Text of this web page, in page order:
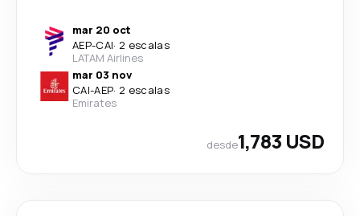
mar 20 oct
AEP-CAI· 2 escalas
LATAM Airlines
mar 03 nov
CAI-AEP· 2 escalas
Emirates
desde1,783 USD